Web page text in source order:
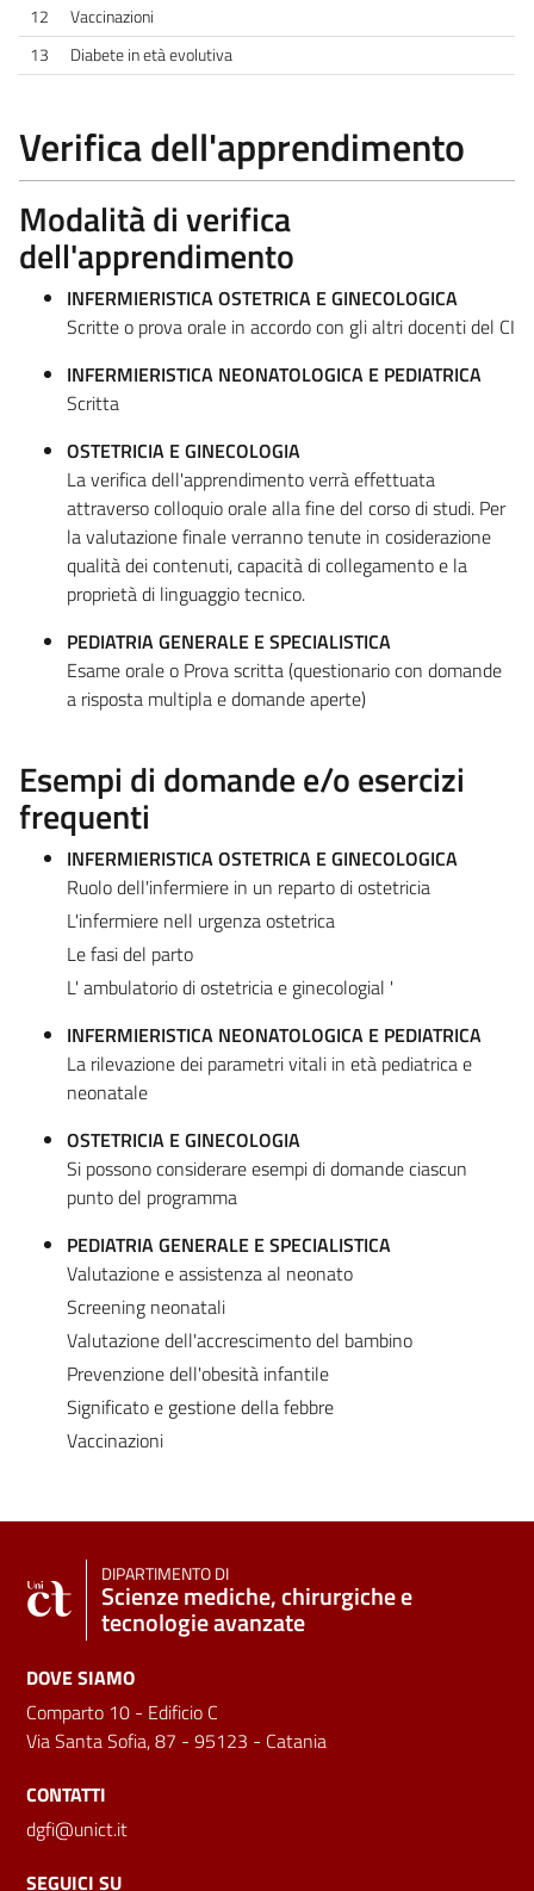
12
Vaccinazioni
13
Diabete in età evolutiva
Verifica dell'apprendimento
Modalità di verifica
dell'apprendimento
INFERMIERISTICA OSTETRICA E GINECOLOGICA
Scritte o prova orale in accordo con gli altri docenti del CI
INFERMIERISTICA NEONATOLOGICA E PEDIATRICA
Scritta
OSTETRICIA E GINECOLOGIA
La verifica dell'apprendimento verrà effettuata
attraverso colloquio orale alla fine del corso di studi. Per
la valutazione finale verranno tenute in cosiderazione
qualità dei contenuti, capacità di collegamento e la
proprietà di linguaggio tecnico.
PEDIATRIA GENERALE E SPECIALISTICA
Esame orale o Prova scritta (questionario con domande
a risposta multipla e domande aperte)
Esempi di domande e/o esercizi
frequenti
INFERMIERISTICA OSTETRICA E GINECOLOGICA
Ruolo dell'infermiere in un reparto di ostetricia
L'infermiere nell urgenza ostetrica
Le fasi del parto
L' ambulatorio di ostetricia e ginecologial '
INFERMIERISTICA NEONATOLOGICA E PEDIATRICA
La rilevazione dei parametri vitali in età pediatrica e
neonatale
OSTETRICIA E GINECOLOGIA
Si possono considerare esempi di domande ciascun
punto del programma
PEDIATRIA GENERALE E SPECIALISTICA
Valutazione e assistenza al neonato
Screening neonatali
Valutazione dell'accrescimento del bambino
Prevenzione dell'obesità infantile
Significato e gestione della febbre
Vaccinazioni
DIPARTIMENTO DI
Scienze mediche, chirurgiche e
tecnologie avanzate
DOVE SIAMO
Comparto 10 - Edificio C
Via Santa Sofia, 87 - 95123 - Catania
CONTATTI
dgfi@unict.it
SEGUICI SU